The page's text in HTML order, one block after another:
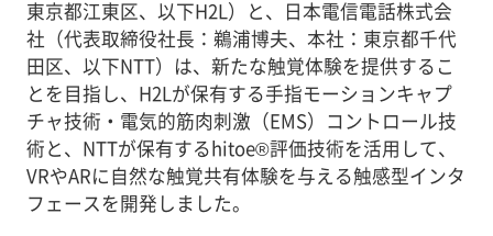
東京都江東区、以下H2L）と、日本電信電話株式会
社（代表取締役社長：鵜浦博夫、本社：東京都千代
田区、以下NTT）は、新たな触覚体験を提供するこ
とを目指し、H2Lが保有する手指モーションキャプ
チャ技術・電気的筋肉刺激（EMS）コントロール技
術と、NTTが保有するhitoe®評価技術を活用して、
VRやARに自然な触覚共有体験を与える触感型インタ
フェースを開発しました。